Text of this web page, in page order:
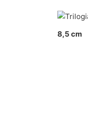
8,5 cm